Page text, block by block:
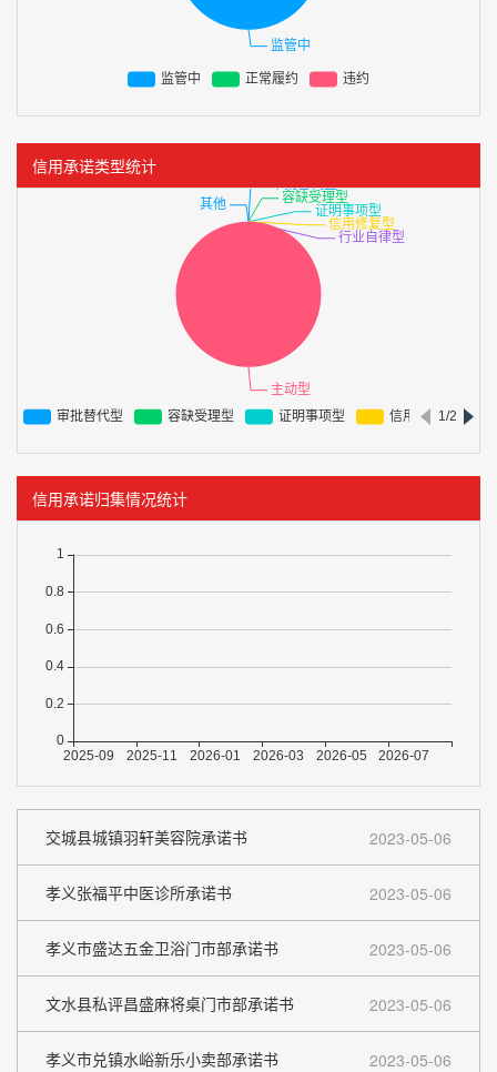
信用承诺类型统计
信用承诺归集情况统计
交城县城镇羽轩美容院承诺书 2023-05-06
孝义张福平中医诊所承诺书 2023-05-06
孝义市盛达五金卫浴门市部承诺书 2023-05-06
文水县私评昌盛麻将桌门市部承诺书 2023-05-06
孝义市兑镇水峪新乐小卖部承诺书 2023-05-06